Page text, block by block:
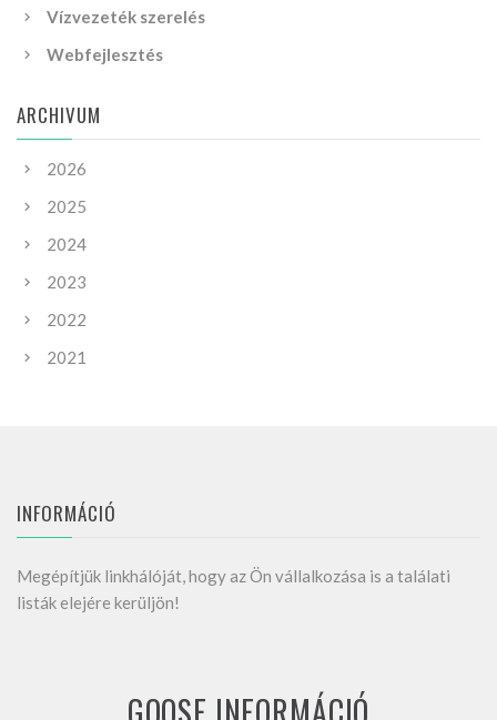
Vízvezeték szerelés
Webfejlesztés
ARCHIVUM
2026
2025
2024
2023
2022
2021
INFORMÁCIÓ
Megépítjük linkhálóját, hogy az Ön vállalkozása is a találati
listák elejére kerüljön!